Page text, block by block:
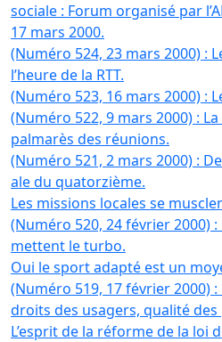
sociale : Forum organisé par
17 mars 2000.
(Numéro 524, 23 mars 2000) :
l’heure de la RTT.
(Numéro 523, 16 mars 2000) :
(Numéro 522, 9 mars 2000) :
palmarès des réunions.
(Numéro 521, 2 mars 2000) :
ale du quatorzième.
Les missions locales se
(Numéro 520, 24 février 2000) :
mettent le turbo.
Oui le sport adapté est un
(Numéro 519, 17 février 2000)
droits des usagers, qualité
L’esprit de la réforme de la loi